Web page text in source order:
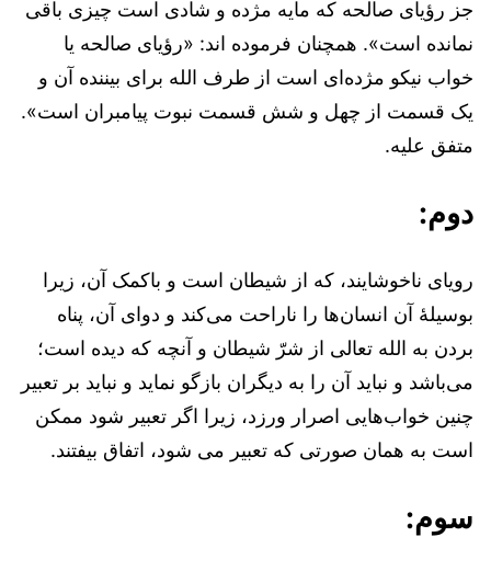
جز رؤیای صالحه که مایه مژده و شادی است چیزی باقی
نمانده است». همچنان فرموده اند: «رؤیای صالحه یا
خواب نیکو مژده‌ای است از طرف الله برای بیننده‌ آن و
یک قسمت از چهل و شش قسمت نبوت پیامبران است».
متفق علیه.
دوم:
رویای ناخوشایند، که از شیطان است و باکمک آن، زیرا
بوسیلۀ آن انسان‌ها را ناراحت می‌کند و دوای آن، پناه
بردن به الله تعالی از شرّ شیطان و آنچه که دیده است؛
می‌باشد و نباید آن را به دیگران بازگو نماید و نباید بر تعبیر
چنین خواب‌هایی اصرار ورزد، زیرا اگر تعبیر شود ممکن
است به همان صورتی که تعبیر می شود، اتفاق بیفتند.
سوم: